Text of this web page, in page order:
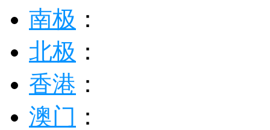
南极 ：
北极 ：
香港 ：
澳门 ：